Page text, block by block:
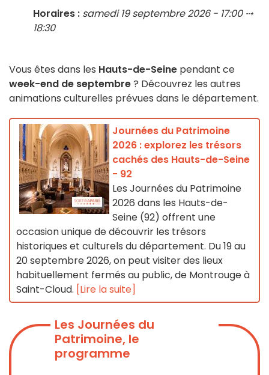
Horaires : samedi 19 septembre 2026 - 17:00 ⤏
18:30
Vous êtes dans les Hauts-de-Seine pendant ce
week-end de septembre? Découvrez les autres
animations culturelles prévues dans le département.
Journées du Patrimoine
2026 : explorez les trésors
cachés des Hauts-de-Seine
- 92
Les Journées du Patrimoine
2026 dans les Hauts-de-
Seine (92) offrent une
occasion unique de découvrir les trésors
historiques et culturels du département. Du 19 au
20 septembre 2026, on peut visiter des lieux
habituellement fermés au public, de Montrouge à
Saint-Cloud. [Lire la suite]
Les Journées du
Patrimoine, le
programme